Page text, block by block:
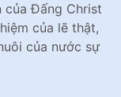
của Đấng Christ
của lẽ thật,
của nước sự